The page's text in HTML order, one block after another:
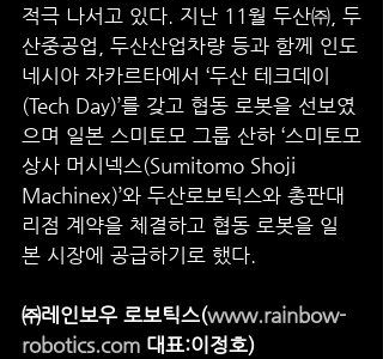
적극 나서고 있다. 지난 11월 두산㈜, 두
산중공업, 두산산업차량 등과 함께 인도
네시아 자카르타에서 ‘두산 테크데이
(Tech Day)’를 갖고 협동 로봇을 선보였
으며 일본 스미토모 그룹 산하 ‘스미토모
상사 머시넥스(Sumitomo Shoji
Machinex)’와 두산로보틱스와 총판대
리점 계약을 체결하고 협동 로봇을 일
본 시장에 공급하기로 했다.
㈜레인보우 로보틱스(www.rainbow-
robotics.com 대표:이정호)